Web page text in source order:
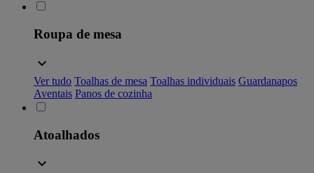
Roupa de mesa
Ver tudo Toalhas de mesa Toalhas individuais Guardanapos
Aventais Panos de cozinha
Atoalhados